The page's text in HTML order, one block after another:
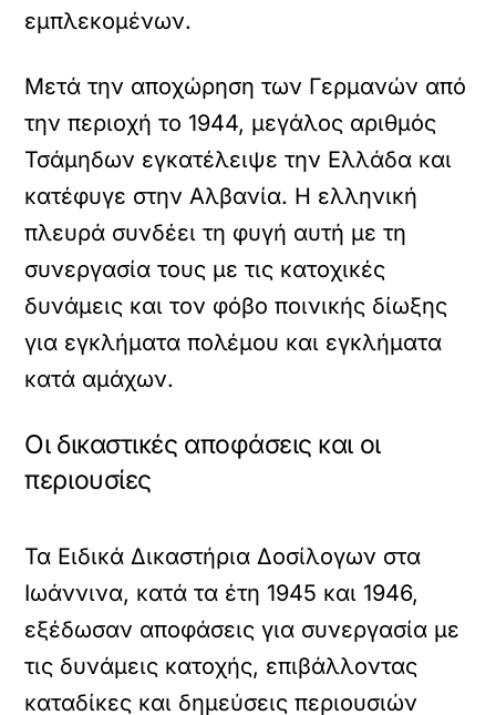
εμπλεκομένων.
Μετά την αποχώρηση των Γερμανών από
την περιοχή το 1944, μεγάλος αριθμός
Τσάμηδων εγκατέλειψε την Ελλάδα και
κατέφυγε στην Αλβανία. Η ελληνική
πλευρά συνδέει τη φυγή αυτή με τη
συνεργασία τους με τις κατοχικές
δυνάμεις και τον φόβο ποινικής δίωξης
για εγκλήματα πολέμου και εγκλήματα
κατά αμάχων.
Οι δικαστικές αποφάσεις και οι
περιουσίες
Τα Ειδικά Δικαστήρια Δοσίλογων στα
Ιωάννινα, κατά τα έτη 1945 και 1946,
εξέδωσαν αποφάσεις για συνεργασία με
τις δυνάμεις κατοχής, επιβάλλοντας
καταδίκες και δημεύσεις περιουσιών